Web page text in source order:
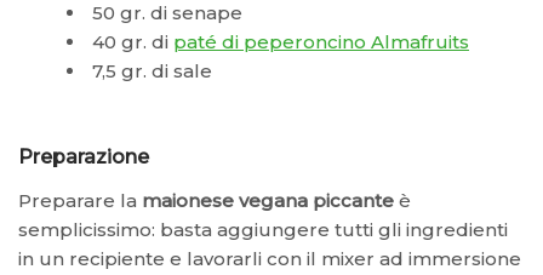
50 gr. di senape
40 gr. di paté di peperoncino Almafruits
7,5 gr. di sale
Preparazione
Preparare la maionese vegana piccante è
semplicissimo: basta aggiungere tutti gli ingredienti
in un recipiente e lavorarli con il mixer ad immersione